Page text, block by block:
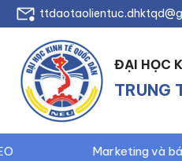
ĐẠI HỌC
TRUNG
và bán hàng